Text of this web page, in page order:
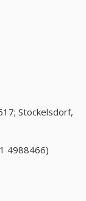
Stockelsdorf,
4988466)